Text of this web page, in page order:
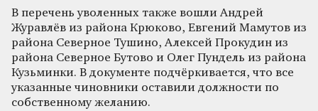
В перечень уволенных также вошли Андрей
Журавлёв из района Крюково, Евгений Мамутов из
района Северное Тушино, Алексей Прокудин из
района Северное Бутово и Олег Пундель из района
Кузьминки. В документе подчёркивается, что все
указанные чиновники оставили должности по
собственному желанию.